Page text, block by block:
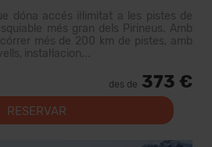
dóna accés il·limitat a les pistes de
més gran dels Pirineus. Amb
més de 200 km de pistes, amb
instal·lacion...
des de 373 €
RESERVAR